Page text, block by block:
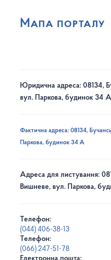
Мапа порталу
Юридична адреса: 08134,
вул. Паркова, будинок 34 А
Фактична адреса: 08134,
Паркова, будинок 34 А
Адреса для листування:
Вишневе, вул. Паркова,
Телефон:
(044) 406-38-13
Телефон:
(066) 247-51-78